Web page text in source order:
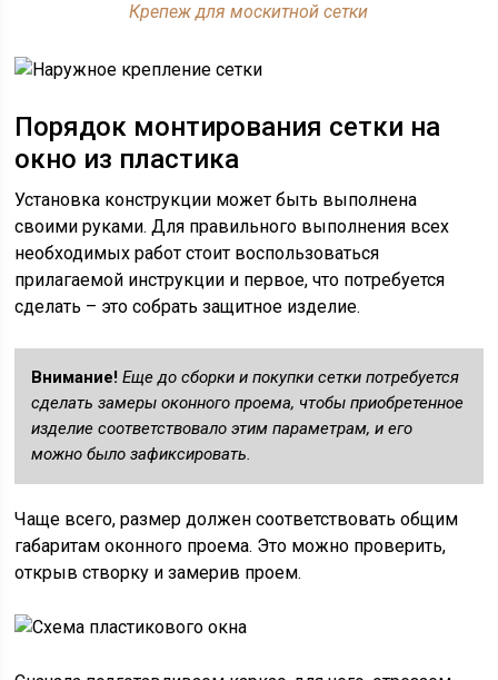
Крепеж для москитной сетки
Порядок монтирования сетки на
окно из пластика
Установка конструкции может быть выполнена
своими руками. Для правильного выполнения всех
необходимых работ стоит воспользоваться
прилагаемой инструкции и первое, что потребуется
сделать – это собрать защитное изделие.
Внимание! Еще до сборки и покупки сетки потребуется
сделать замеры оконного проема, чтобы приобретенное
изделие соответствовало этим параметрам, и его
можно было зафиксировать.
Чаще всего, размер должен соответствовать общим
габаритам оконного проема. Это можно проверить,
открыв створку и замерив проем.